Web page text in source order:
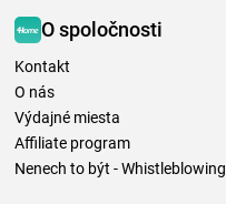
O spoločnosti
Kontakt
O nás
Výdajné miesta
Affiliate program
Nenech to být - Whistleblowing